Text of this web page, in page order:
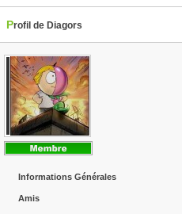
Profil de Diagors
Informations Générales
Amis